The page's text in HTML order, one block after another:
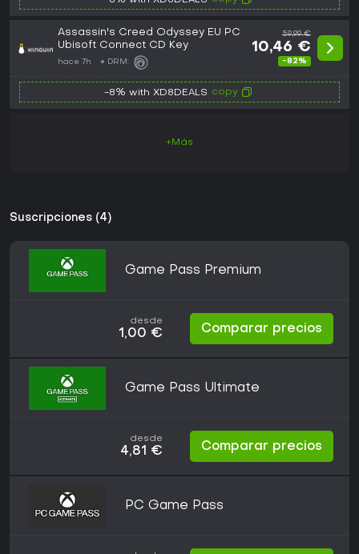
Assassin's Creed Odyssey EU PC
Ubisoft Connect CD Key
hace 7h DRM:
59,99 €
10,46 €
-82%
-8% with XD8DEALS copy
+Más
Suscripciones (4)
Game Pass Premium
desde
1,00 € Comparar precios
Game Pass Ultimate
desde
4,81 € Comparar precios
PC Game Pass